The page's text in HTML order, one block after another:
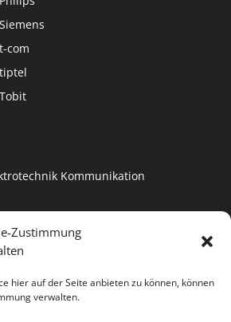
Zustimmung
hier auf der Seite anbieten zu können, können
verwalten.
com
Kommunikation